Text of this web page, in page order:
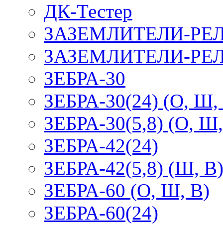
ДК-Тестер
ЗАЗЕМЛИТЕЛИ-
ЗАЗЕМЛИТЕЛИ-
ЗЕБРА-30
ЗЕБРА-30(24) (О,
ЗЕБРА-30(5,8) (О,
ЗЕБРА-42(24)
ЗЕБРА-42(5,8) (Ш, В)
ЗЕБРА-60 (О, Ш, В)
ЗЕБРА-60(24)